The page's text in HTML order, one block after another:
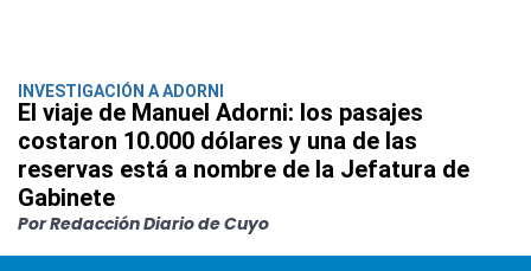
INVESTIGACIÓN A ADORNI
El viaje de Manuel Adorni: los pasajes
costaron 10.000 dólares y una de las
reservas está a nombre de la Jefatura de
Gabinete
Por Redacción Diario de Cuyo